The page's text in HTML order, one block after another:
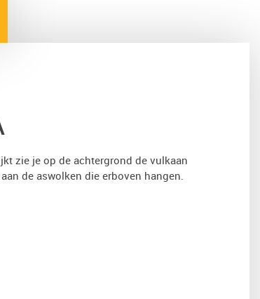
zie je op de achtergrond de vulkaan
de aswolken die erboven hangen.